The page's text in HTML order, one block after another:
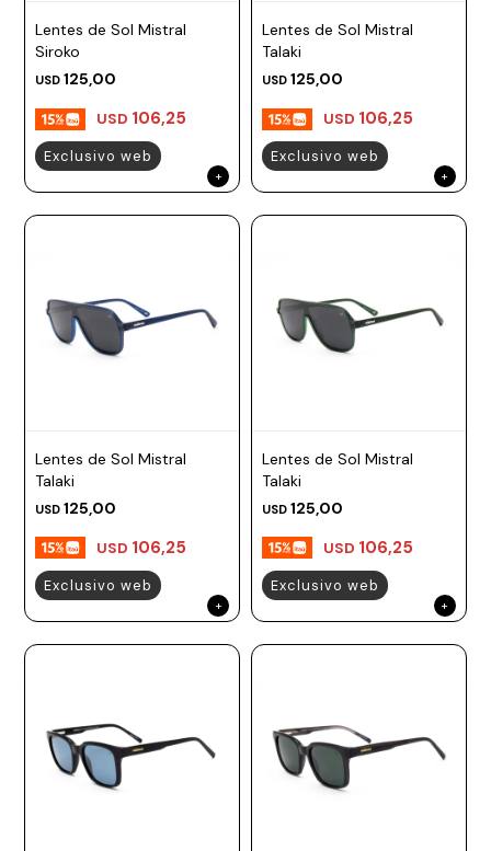
Lentes de Sol Mistral
Siroko
USD 125,00
USD 106,25
Exclusivo web
Lentes de Sol Mistral
Talaki
USD 125,00
USD 106,25
Exclusivo web
Lentes de Sol Mistral
Talaki
USD 125,00
USD 106,25
Exclusivo web
Lentes de Sol Mistral
Talaki
USD 125,00
USD 106,25
Exclusivo web